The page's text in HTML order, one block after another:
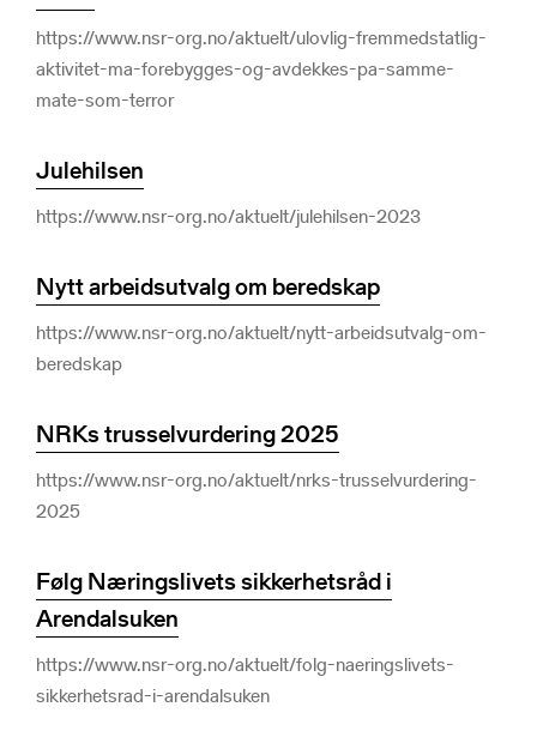
https://www.nsr-org.no/aktuelt/ulovlig-fremmedstatlig-
aktivitet-ma-forebygges-og-avdekkes-pa-samme-
mate-som-terror
Julehilsen
https://www.nsr-org.no/aktuelt/julehilsen-2023
Nytt arbeidsutvalg om beredskap
https://www.nsr-org.no/aktuelt/nytt-arbeidsutvalg-om-
beredskap
NRKs trusselvurdering 2025
https://www.nsr-org.no/aktuelt/nrks-trusselvurdering-
2025
Følg Næringslivets sikkerhetsråd i
Arendalsuken
https://www.nsr-org.no/aktuelt/folg-naeringslivets-
sikkerhetsrad-i-arendalsuken